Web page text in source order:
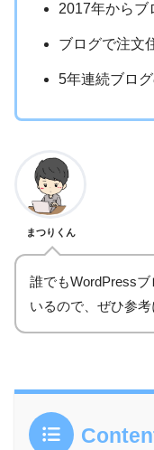
2017年からブ
ブログで注文
5年連続ブロ
まつりくん
誰でもWordPress
いるので、ぜひ参考